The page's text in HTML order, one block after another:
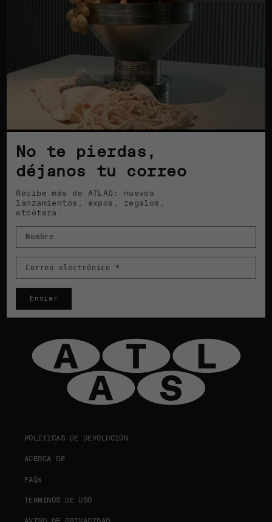
No te pierdas,
déjanos tu correo
Recibe más de ATLAS: nuevos
lanzamientos, expos, regalos,
etcétera.
Nombre
Correo electrónico *
Enviar
POLÍTICAS DE DEVOLUCIÓN
ACERCA DE
FAQs
TERMINOS DE USO
AVISO DE PRIVACIDAD